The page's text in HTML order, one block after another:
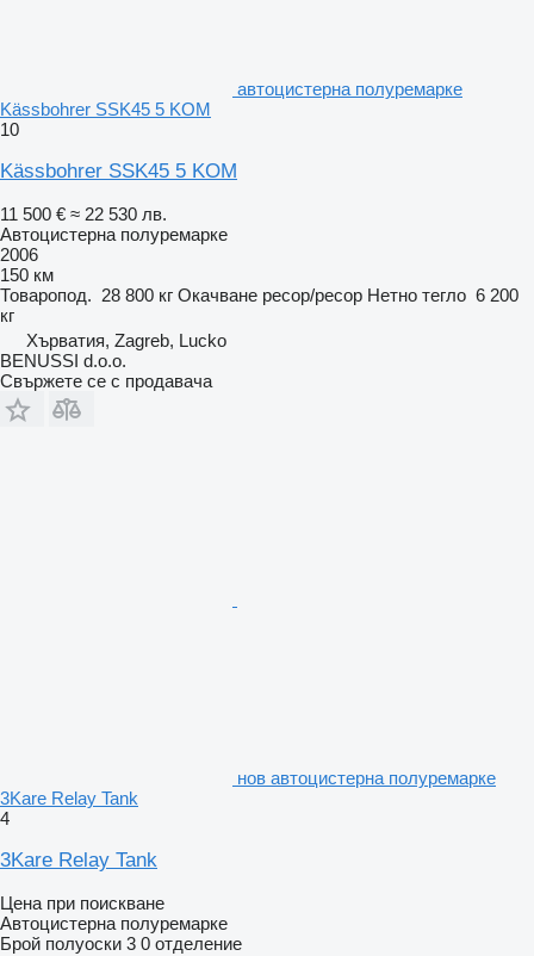
автоцистерна полуремарке
Kässbohrer SSK45 5 KOM
10
Kässbohrer SSK45 5 KOM
11 500 € ≈ 22 530 лв.
Автоцистерна полуремарке
2006
150 км
Товаропод. 28 800 кг Окачване ресор/ресор Нетно тегло 6 200
кг
Хърватия, Zagreb, Lucko
BENUSSI d.o.o.
Свържете се с продавача
нов автоцистерна полуремарке
3Kare Relay Tank
4
3Kare Relay Tank
Цена при поискване
Автоцистерна полуремарке
Брой полуоски 3 0 отделение